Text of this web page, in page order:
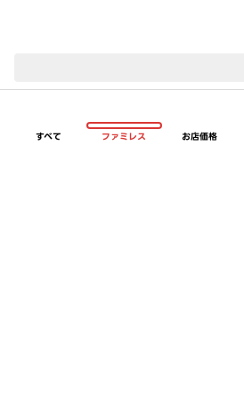
すべて ファミレス お店価格